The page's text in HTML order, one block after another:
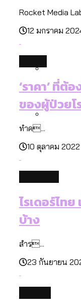
กรุงเทพ
คอนเสิร์
ปีนกำแ
ลักษณ์แ
[ข้อมูลดิ
กรุงเท
[ข้อมูลดิ
Rocket Media
12 มกราคม
‘ราคา’ ที่ต้
ของผู้ป่วยโ
ทำค...
10 ตุลาคม 2022
ไรเดอร์ไท
บ้าง
สำร...
23 กันยายน